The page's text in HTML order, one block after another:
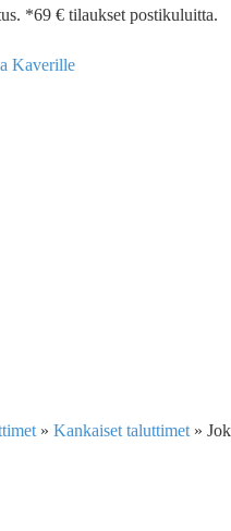
*69 € tilaukset postikuluitta.
» Kankaiset taluttimet »